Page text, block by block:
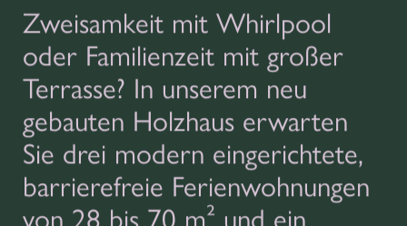
Zweisamkeit mit Whirlpool
oder Familienzeit mit großer
Terrasse? In unserem neu
gebauten Holzhaus erwarten
Sie drei modern eingerichtete,
barrierefreie Ferienwohnungen
von 28 bis 70 m² und ein